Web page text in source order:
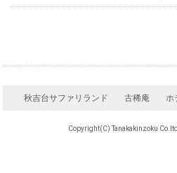
秋吉台サファリランド 古稀庵 ホ
Copyright(C) Tanakakinzoku